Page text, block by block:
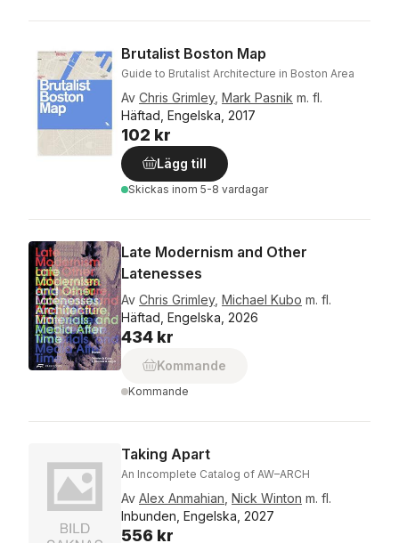
Brutalist Boston Map
Guide to Brutalist Architecture in Boston Area
Av Chris Grimley, Mark Pasnik m. fl.
Häftad, Engelska, 2017
102 kr
Lägg till
Skickas inom 5-8 vardagar
Late Modernism and Other
Latenesses
Av Chris Grimley, Michael Kubo m. fl.
Häftad, Engelska, 2026
434 kr
Kommande
Kommande
Taking Apart
An Incomplete Catalog of AW–ARCH
Av Alex Anmahian Nick Winton m. fl.
Inbunden, Engelska, 2027
556 kr